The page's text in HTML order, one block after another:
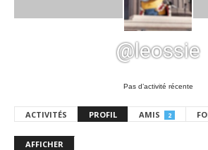
@leossie
Pas d’activité récente
ACTIVITÉS PROFIL AMIS 2
AFFICHER